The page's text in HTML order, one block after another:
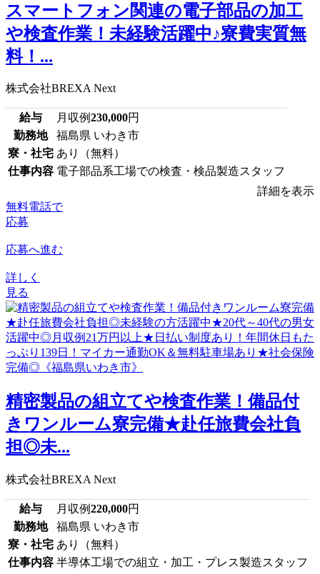
スマートフォン関連の電子部品の加工
や検査作業！未経験活躍中♪寮費実質無
料！...
株式会社BREXA Next
給与 月収例230,000円
勤務地
福島県 いわき市
寮・社宅 あり（無料）
仕事内容 電子部品系工場での検査・検品製造スタッフ
詳細を表示
無料電話で
応募
応募へ進む
詳しく
見る
精密製品の組立てや検査作業！備品付
きワンルーム寮完備★赴任旅費会社負
担◎未...
株式会社BREXA Next
給与 月収例220,000円
勤務地
福島県 いわき市
寮・社宅 あり（無料）
仕事内容 半導体工場での組立・加工・プレス製造スタッフ